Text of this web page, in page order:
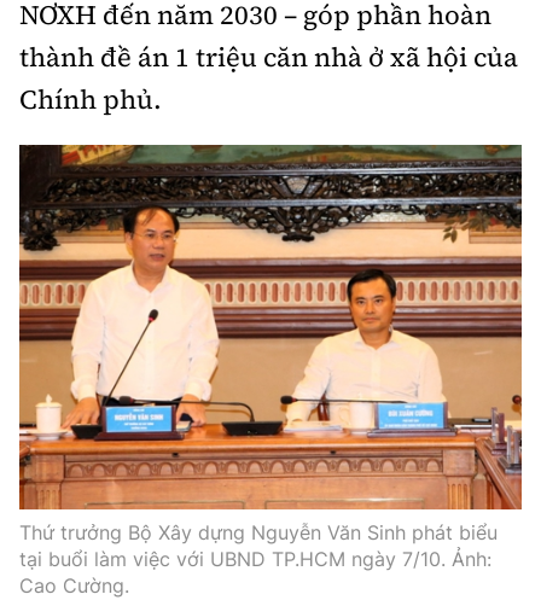
Đăng kiểm
Đường sắt tốc độ cao
Đường thủy
Hàng hải
Đường sắt đô thị
Nhà thầu
Mời thầu - Đấu thầu
Thi viết về GTVT
Bảo hiểm
Doanh nghiệp
An ninh hình sự
Điều tra
Hỏi - Đáp
Giao thông 24h
ATGT địa phương
Văn hóa giao thông
Lái xe an toàn
Chung tay vì ATGT
Gương sáng giao thông
Chất lượng sống
Giáo dục
Y tế
Đời sống
Lao động - Công đoàn
Văn hóa - Giải Trí
Văn hóa
Showbiz
Điện ảnh
Âm nhạc
Thể thao
Bóng đá
Bình luận
Hậu trường sao
360 độ thể thao
Công nghệ
Công nghệ mới
Sản phẩm mới
Tư vấn
Thế giới
Thời sự Quốc tế
Hồ sơ tài liệu
Thế giới giao thông
Thế giới xây dựng
Đi ++
Du lịch
Khám phá
Lối sống
Video
Thời sự
Khám phá
NƠXH đến năm 2030 – góp phần hoàn
thành đề án 1 triệu căn nhà ở xã hội của
Chính phủ.
Thứ trưởng Bộ Xây dựng Nguyễn Văn Sinh phát biểu
tại buổi làm việc với UBND TP.HCM ngày 7/10. Ảnh:
Cao Cường.